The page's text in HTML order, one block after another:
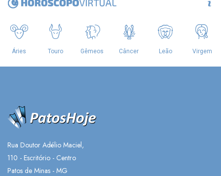
Rua Doutor Adélio Maciel,
110 - Escritório - Centro
Patos de Minas - MG